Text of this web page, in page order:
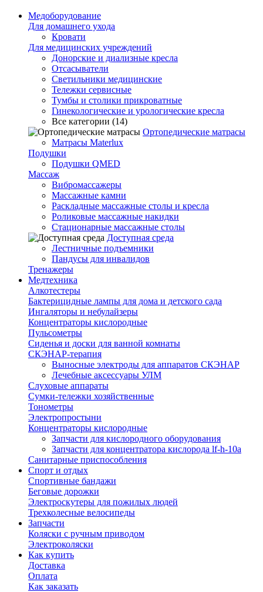
Медоборудование
Для домашнего ухода
Кровати
Для медицинских учреждений
Донорские и диализные кресла
Отсасыватели
Светильники медицинские
Тележки сервисные
Тумбы и столики прикроватные
Гинекологические и урологические кресла
Все категории (14)
Ортопедические матрасы
Матрасы Materlux
Подушки
Подушки QMED
Массаж
Вибромассажеры
Массажные камни
Раскладные массажные столы и кресла
Роликовые массажные накидки
Стационарные массажные столы
Доступная среда
Лестничные подъемники
Пандусы для инвалидов
Тренажеры
Mедтехника
Алкотестеры
Бактерицидные лампы для дома и детского сада
Ингаляторы и небулайзеры
Концентраторы кислородные
Пульсометры
Сиденья и доски для ванной комнаты
СКЭНАР-терапия
Выносные электроды для аппаратов СКЭНАР
Лечебные аксессуары УЛМ
Слуховые аппараты
Сумки-тележки хозяйственные
Тонометры
Электропростыни
Концентраторы кислородные
Запчасти для кислородного оборудования
Запчасти для концентратора кислорода lf-h-10a
Санитарные приспособления
Спорт и отдых
Спортивные бандажи
Беговые дорожки
Электроскутеры для пожилых людей
Трехколесные велосипеды
Запчасти
Коляски с ручным приводом
Электроколяски
Как купить
Доставка
Оплата
Как заказать